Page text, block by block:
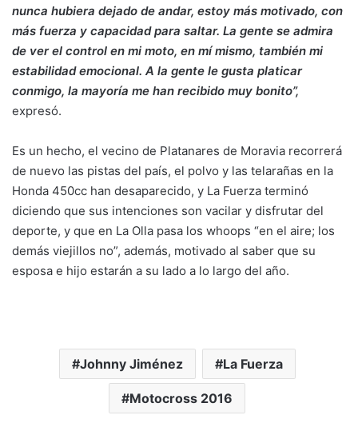
nunca hubiera dejado de andar, estoy más motivado, con
más fuerza y capacidad para saltar. La gente se admira
de ver el control en mi moto, en mí mismo, también mi
estabilidad emocional. A la gente le gusta platicar
conmigo, la mayoría me han recibido muy bonito”,
expresó.
Es un hecho, el vecino de Platanares de Moravia recorrerá
de nuevo las pistas del país, el polvo y las telarañas en la
Honda 450cc han desaparecido, y La Fuerza terminó
diciendo que sus intenciones son vacilar y disfrutar del
deporte, y que en La Olla pasa los whoops “en el aire; los
demás viejillos no”, además, motivado al saber que su
esposa e hijo estarán a su lado a lo largo del año.
Johnny Jiménez La Fuerza
Motocross 2016